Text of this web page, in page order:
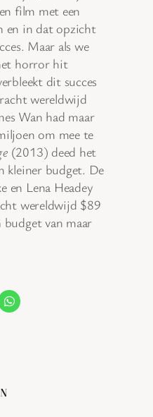
film met een
en in dat opzicht
Maar als we
horror hit
dit succes
wereldwijd
Wan had maar
om mee te
(2013) deed het
kleiner budget. De
en Lena Headey
wereldwijd $89
van maar